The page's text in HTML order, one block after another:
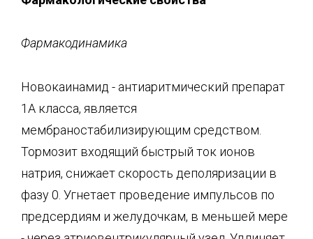
Фармакодинамика
Новокаинамид - антиаритмический препарат
1А класса, является
мембраностабилизирующим средством.
Тормозит входящий быстрый ток ионов
натрия, снижает скорость деполяризации в
фазу 0. Угнетает проведение импульсов по
предсердиям и желудочкам, в меньшей мере